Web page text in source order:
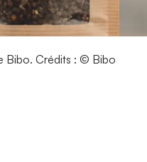
Bibo. Crédits : © Bibo